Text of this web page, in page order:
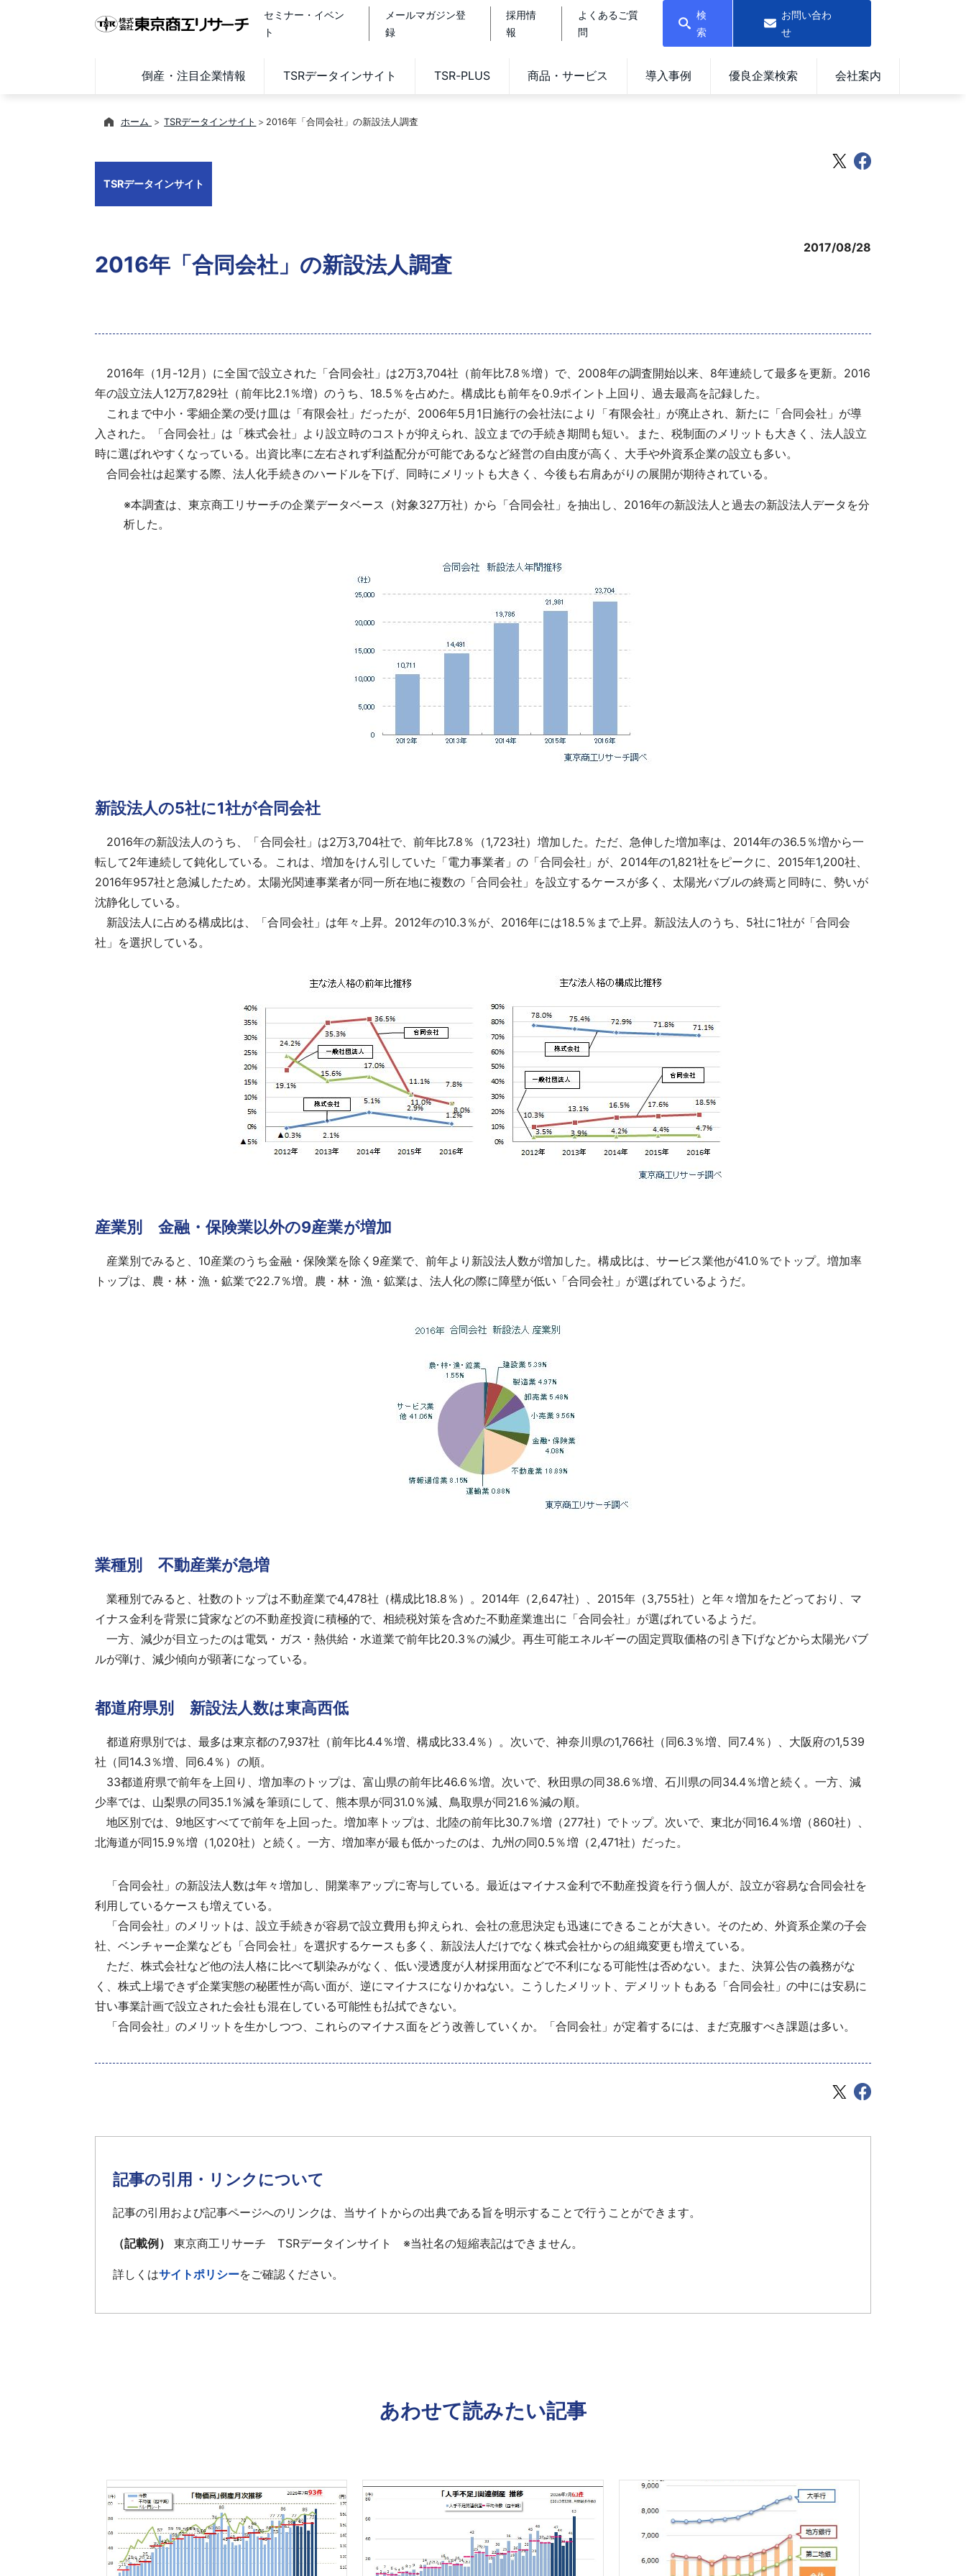
セミナー・イベン
ト
メールマガジン登
録
採用情
報
よくあるご質
問
検
索
お問い合わ
せ
倒産・注目企業情報 TSRデータインサイト TSR-PLUS 商品・サービス 導入事例 優良企業検索 会社案内
ホーム TSRデータインサイト 2016年「合同会社」の新設法人調査
TSRデータインサイト
2016年「合同会社」の新設法人調査
2017/08/28
2016年（1月-12月）に全国で設立された「合同会社」は2万3,704社（前年比7.8％増）で、2008年の調査開始以来、8年連続して最多を更新。2016
年の設立法人12万7,829社（前年比2.1％増）のうち、18.5％を占めた。構成比も前年を0.9ポイント上回り、過去最高を記録した。
これまで中小・零細企業の受け皿は「有限会社」だったが、2006年5月1日施行の会社法により「有限会社」が廃止され、新たに「合同会社」が導
入された。「合同会社」は「株式会社」より設立時のコストが抑えられ、設立までの手続き期間も短い。また、税制面のメリットも大きく、法人設立
時に選ばれやすくなっている。出資比率に左右されず利益配分が可能であるなど経営の自由度が高く、大手や外資系企業の設立も多い。
合同会社は起業する際、法人化手続きのハードルを下げ、同時にメリットも大きく、今後も右肩あがりの展開が期待されている。
※本調査は、東京商工リサーチの企業データベース（対象327万社）から「合同会社」を抽出し、2016年の新設法人と過去の新設法人データを分
析した。
新設法人の5社に1社が合同会社
2016年の新設法人のうち、「合同会社」は2万3,704社で、前年比7.8％（1,723社）増加した。ただ、急伸した増加率は、2014年の36.5％増から一
転して2年連続して鈍化している。これは、増加をけん引していた「電力事業者」の「合同会社」が、2014年の1,821社をピークに、2015年1,200社、
2016年957社と急減したため。太陽光関連事業者が同一所在地に複数の「合同会社」を設立するケースが多く、太陽光バブルの終焉と同時に、勢いが
沈静化している。
新設法人に占める構成比は、「合同会社」は年々上昇。2012年の10.3％が、2016年には18.5％まで上昇。新設法人のうち、5社に1社が「合同会
社」を選択している。
産業別 金融・保険業以外の9産業が増加
産業別でみると、10産業のうち金融・保険業を除く9産業で、前年より新設法人数が増加した。構成比は、サービス業他が41.0％でトップ。増加率
トップは、農・林・漁・鉱業で22.7％増。農・林・漁・鉱業は、法人化の際に障壁が低い「合同会社」が選ばれているようだ。
業種別 不動産業が急増
業種別でみると、社数のトップは不動産業で4,478社（構成比18.8％）。2014年（2,647社）、2015年（3,755社）と年々増加をたどっており、マ
イナス金利を背景に貸家などの不動産投資に積極的で、相続税対策を含めた不動産業進出に「合同会社」が選ばれているようだ。
一方、減少が目立ったのは電気・ガス・熱供給・水道業で前年比20.3％の減少。再生可能エネルギーの固定買取価格の引き下げなどから太陽光バブ
ルが弾け、減少傾向が顕著になっている。
都道府県別 新設法人数は東高西低
都道府県別では、最多は東京都の7,937社（前年比4.4％増、構成比33.4％）。次いで、神奈川県の1,766社（同6.3％増、同7.4％）、大阪府の1,539
社（同14.3％増、同6.4％）の順。
33都道府県で前年を上回り、増加率のトップは、富山県の前年比46.6％増。次いで、秋田県の同38.6％増、石川県の同34.4％増と続く。一方、減
少率では、山梨県の同35.1％減を筆頭にして、熊本県が同31.0％減、鳥取県が同21.6％減の順。
地区別では、9地区すべてで前年を上回った。増加率トップは、北陸の前年比30.7％増（277社）でトップ。次いで、東北が同16.4％増（860社）、
北海道が同15.9％増（1,020社）と続く。一方、増加率が最も低かったのは、九州の同0.5％増（2,471社）だった。
「合同会社」の新設法人数は年々増加し、開業率アップに寄与している。最近はマイナス金利で不動産投資を行う個人が、設立が容易な合同会社を
利用しているケースも増えている。
「合同会社」のメリットは、設立手続きが容易で設立費用も抑えられ、会社の意思決定も迅速にできることが大きい。そのため、外資系企業の子会
社、ベンチャー企業なども「合同会社」を選択するケースも多く、新設法人だけでなく株式会社からの組織変更も増えている。
ただ、株式会社など他の法人格に比べて馴染みがなく、低い浸透度が人材採用面などで不利になる可能性は否めない。また、決算公告の義務がな
く、株式上場できず企業実態の秘匿性が高い面が、逆にマイナスになりかねない。こうしたメリット、デメリットもある「合同会社」の中には安易に
甘い事業計画で設立された会社も混在している可能性も払拭できない。
「合同会社」のメリットを生かしつつ、これらのマイナス面をどう改善していくか。「合同会社」が定着するには、まだ克服すべき課題は多い。
記事の引用・リンクについて
記事の引用および記事ページへのリンクは、当サイトからの出典である旨を明示することで行うことができます。
（記載例） 東京商工リサーチ TSRデータインサイト ※当社名の短縮表記はできません。
詳しくはサイトポリシーをご確認ください。
あわせて読みたい記事